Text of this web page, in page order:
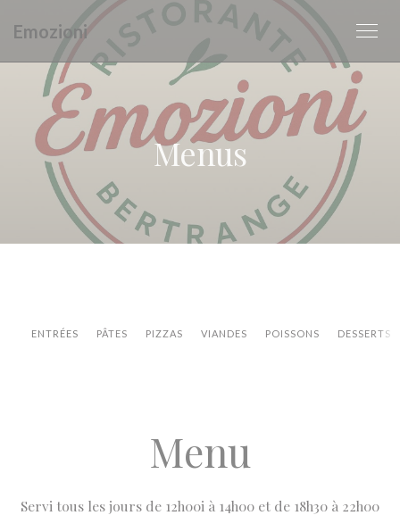
Personalizing your cookie choices
Emozioni
Menus
ENTRÉES PÂTES PIZZAS VIANDES POISSONS DESSERTS
Menu
Servi tous les jours de 12h00i à 14h00 et de 18h30 à 22h00